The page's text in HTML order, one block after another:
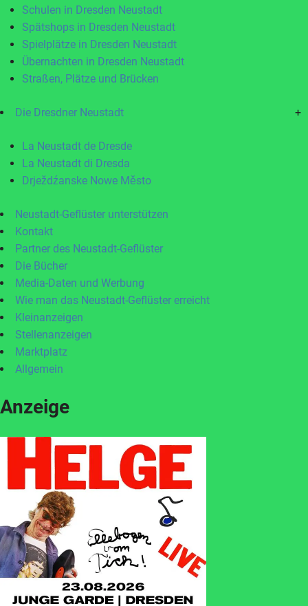
Schulen in Dresden Neustadt
Spätshops in Dresden Neustadt
Spielplätze in Dresden Neustadt
Übernachten in Dresden Neustadt
Straßen, Plätze und Brücken
Die Dresdner Neustadt +
La Neustadt de Dresde
La Neustadt di Dresda
Drježdźanske Nowe Město
Neustadt-Geflüster unterstützen
Kontakt
Partner des Neustadt-Geflüster
Die Bücher
Media-Daten und Werbung
Wie man das Neustadt-Geflüster erreicht
Kleinanzeigen
Stellenanzeigen
Marktplatz
Allgemein
Anzeige